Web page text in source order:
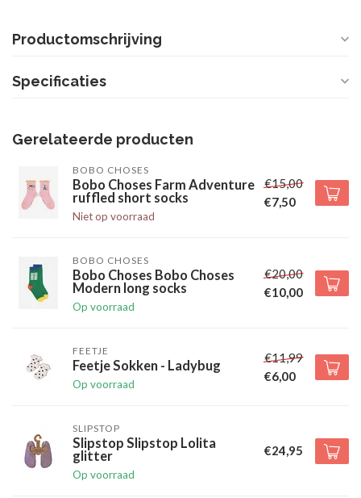
Productomschrijving
Specificaties
Gerelateerde producten
BOBO CHOSES
Bobo Choses Farm Adventure
ruffled short socks
Niet op voorraad
€15,00
€7,50
BOBO CHOSES
Bobo Choses Bobo Choses
Modern long socks
Op voorraad
€20,00
€10,00
FEETJE
Feetje Sokken - Ladybug
Op voorraad
€11,99
€6,00
SLIPSTOP
Slipstop Slipstop Lolita
glitter
Op voorraad
€24,95